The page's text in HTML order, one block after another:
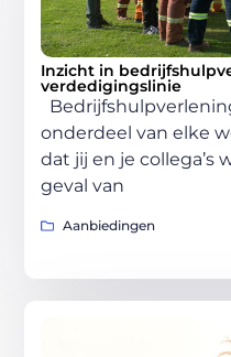
Inzicht in
verdedigingslinie
onderdeel van elke
dat jij en je collega’s
geval van
Aanbiedingen